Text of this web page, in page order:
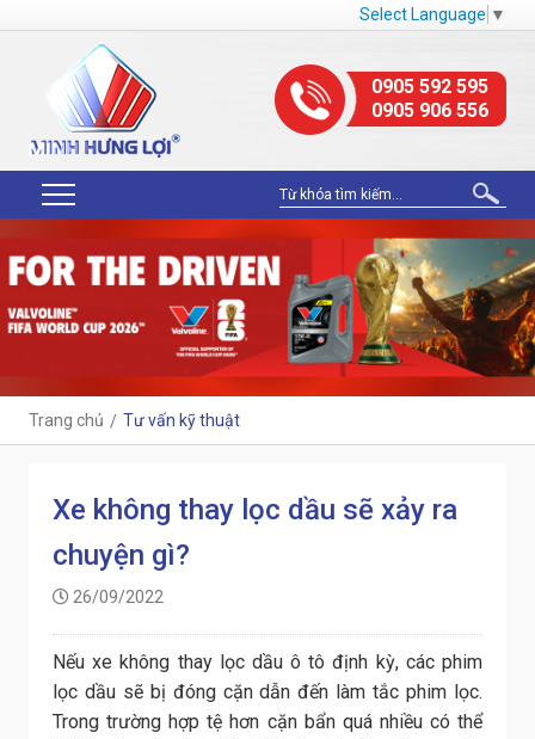
Select Language ▼
0905 592 595
0905 906 556
Trang chủ Tư vấn kỹ thuật
Xe không thay lọc dầu sẽ xảy ra
chuyện gì?
26/09/2022
Nếu xe không thay lọc dầu ô tô định kỳ, các phim
lọc dầu sẽ bị đóng cặn dẫn đến làm tắc phim lọc.
Trong trường hợp tệ hơn cặn bẩn quá nhiều có thể